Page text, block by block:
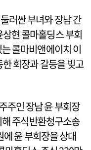
러싼 부녀와 장남 간
현 콜마홀딩스 부회
콜마비앤에이치 이
회장과 갈등을 빚고
주인 장남 윤 부회장
주식반환청구소송
에 윤 부회장을 상대